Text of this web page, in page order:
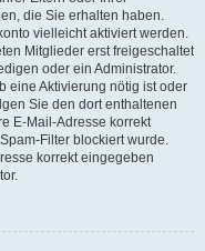
die Sie erhalten haben.
vielleicht aktiviert werden.
Mitglieder erst freigeschaltet
oder ein Administrator.
eine Aktivierung nötig ist oder
Sie den dort enthaltenen
E-Mail-Adresse korrekt
Filter blockiert wurde.
korrekt eingegeben